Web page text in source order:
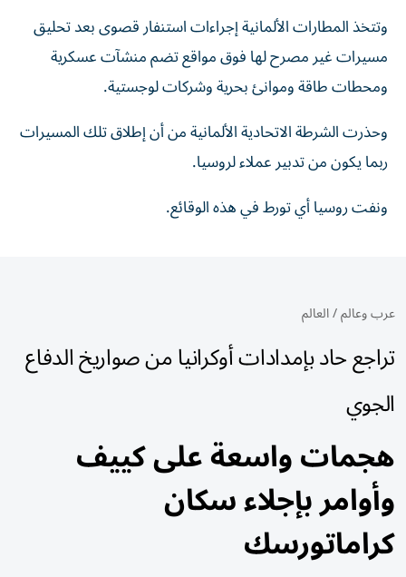
وتتخذ المطارات الألمانية إجراءات استنفار قصوى بعد تحليق
مسيرات غير مصرح لها فوق مواقع تضم ⁠منشآت عسكرية
ومحطات طاقة وموانئ بحرية وشركات لوجستية.
وحذرت الشرطة ​الاتحادية الألمانية من أن إطلاق تلك المسيرات
ربما يكون من تدبير عملاء لروسيا.
ونفت روسيا أي تورط في هذه الوقائع.
عرب وعالم/العالم
تراجع حاد بإمدادات أوكرانيا من صواريخ الدفاع
الجوي
هجمات واسعة على كييف
وأوامر بإجلاء سكان
كراماتورسك